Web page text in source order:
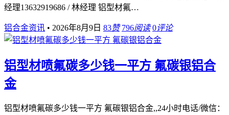
经理13632919686 / 林经理 铝型材氟…
铝合金资讯 • 2026年8月9日 83赞 796阅读 0评论
铝型材喷氟碳多少钱一平方 氟碳银铝合
金
铝型材喷氟碳多少钱一平方 氟碳银铝合金,,24小时电话/微信：